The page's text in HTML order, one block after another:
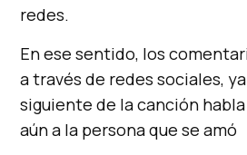
redes.
En ese sentido, los
a través de redes sociales,
siguiente de la canción
aún a la persona que se amó